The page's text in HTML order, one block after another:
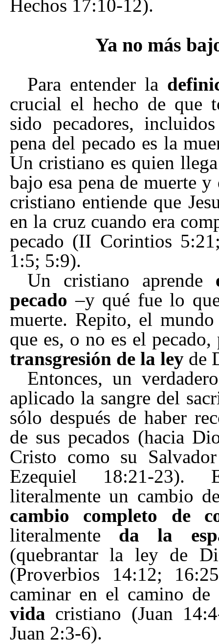
Hechos 17:10-12).
Ya no más
Para entender la
crucial el hecho de que
sido pecadores,
pena del pecado es la
Un cristiano es quien
bajo esa pena de muerte
cristiano entiende que
en la cruz cuando era
pecado (II Corintios
1:5; 5:9).
Un cristiano aprende
pecado –y qué fue lo
muerte. Repito, el
que es, o no es el
transgresión de la ley de
Entonces, un
aplicado la sangre del
sólo después de haber
de sus pecados (hacia
Cristo como su
Ezequiel 18:21-23).
literalmente un cambio
cambio completo de
literalmente da la
(quebrantar la ley de
(Proverbios 14:12;
caminar en el camino de
vida cristiano (Juan
Juan 2:3-6).